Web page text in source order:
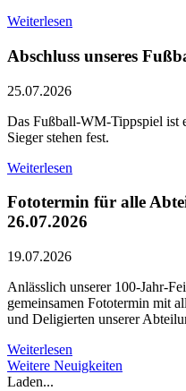
Weiterlesen
Abschluss unseres
25.07.2026
Das Fußball-WM-Tippspiel ist
Sieger stehen fest.
Weiterlesen
Fototermin für alle
26.07.2026
19.07.2026
Anlässlich unserer 100-Jahr-
gemeinsamen Fototermin mit
und Deligierten unserer
Weiterlesen
Weitere Neuigkeiten
Laden...